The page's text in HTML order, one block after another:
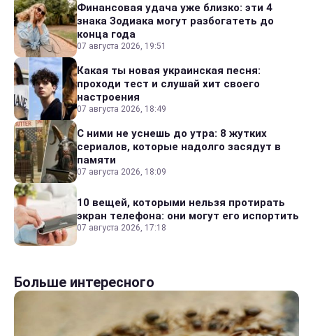
Финансовая удача уже близко: эти 4
знака Зодиака могут разбогатеть до
конца года
07 августа 2026, 19:51
Какая ты новая украинская песня:
проходи тест и слушай хит своего
настроения
07 августа 2026, 18:49
С ними не уснешь до утра: 8 жутких
сериалов, которые надолго засядут в
памяти
07 августа 2026, 18:09
10 вещей, которыми нельзя протирать
экран телефона: они могут его испортить
07 августа 2026, 17:18
Больше интересного